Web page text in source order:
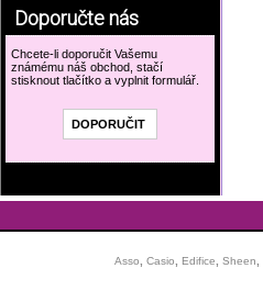
Doporučte nás
Chcete-li doporučit Vašemu
známému náš obchod, stačí
stisknout tlačítko a vyplnit formulář.
Asso
Casio Edifice Sheen